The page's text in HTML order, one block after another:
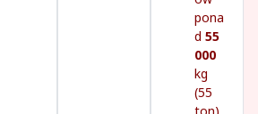
pona
d 55
000
kg
(55